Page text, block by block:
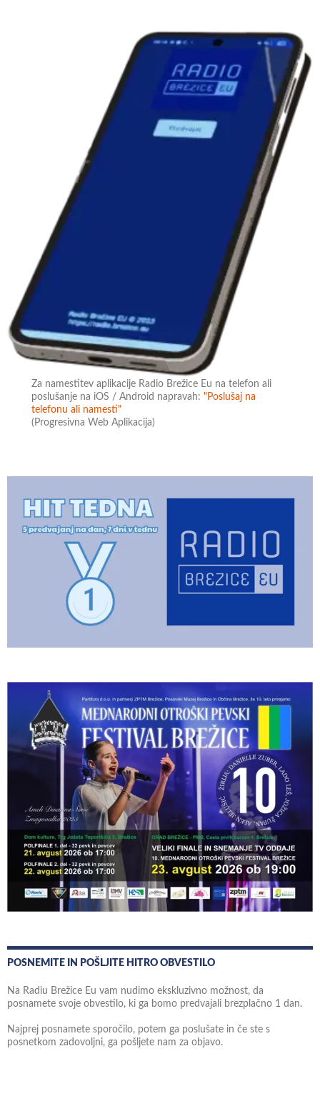
Za namestitev aplikacije Radio Brežice Eu na telefon ali
poslušanje na iOS / Android napravah:"Poslušaj na
telefonu ali namesti"
(Progresivna Web Aplikacija)
POSNEMITE IN POŠLJITE HITRO OBVESTILO
Na Radiu Brežice Eu vam nudimo ekskluzivno možnost, da
posnamete svoje obvestilo, ki ga bomo predvajali brezplačno 1 dan.
Najprej posnamete sporočilo, potem ga poslušate in če ste s
posnetkom zadovoljni, ga pošljete nam za objavo.